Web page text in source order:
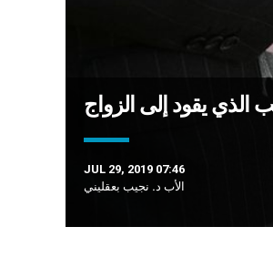
الذي يقود إلى الزواج
JUL 29, 2019 07:46
الأب د. نجيب بعقليني